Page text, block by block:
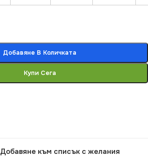
Добавяне В Количката
Купи Сега
Добавяне към списък с желания